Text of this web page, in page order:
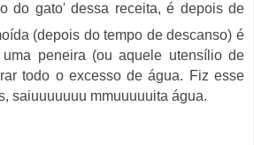
do gato' dessa receita, é depois de
(depois do tempo de descanso) é
peneira (ou aquele utensílio de
todo o excesso de água. Fiz esse
saiuuuuuuu mmuuuuuita água.